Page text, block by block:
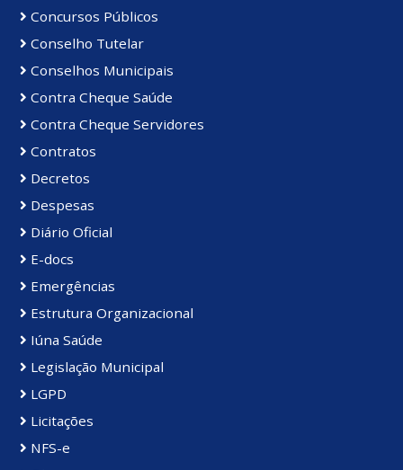
Concursos Públicos
Conselho Tutelar
Conselhos Municipais
Contra Cheque Saúde
Contra Cheque Servidores
Contratos
Decretos
Despesas
Diário Oficial
E-docs
Emergências
Estrutura Organizacional
Iúna Saúde
Legislação Municipal
LGPD
Licitações
NFS-e